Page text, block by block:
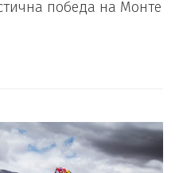
победа на Монте